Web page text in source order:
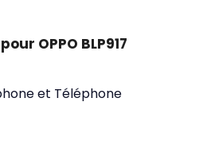
OPPO BLP917
et Téléphone